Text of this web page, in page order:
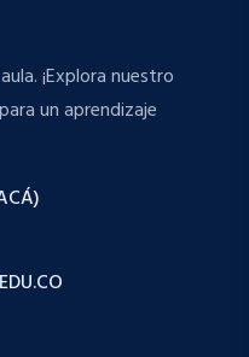
¡Explora nuestro
un aprendizaje